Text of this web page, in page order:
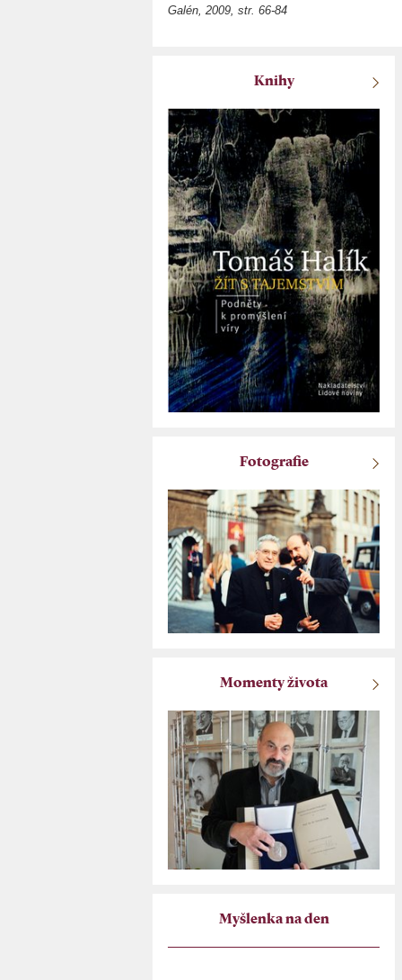
Galén, 2009, str. 66-84
Knihy
Fotografie
Momenty života
Myšlenka na den